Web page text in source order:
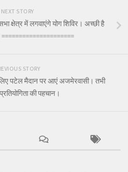
NEXT STORY
क्षेत्र में लगवाएंगे योग शिविर। अच्छी है
=====================
STORY
पटेल मैदान पर आएं अजमेरवासी। तभी
की पहचान।